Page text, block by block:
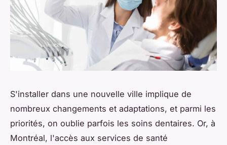
S'installer dans une nouvelle ville implique de
nombreux changements et adaptations, et parmi les
priorités, on oublie parfois les soins dentaires. Or, à
Montréal, l'accès aux services de santé